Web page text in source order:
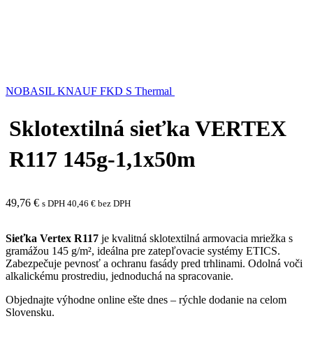
NOBASIL KNAUF FKD S Thermal
Sklotextilná sieťka VERTEX
R117 145g-1,1x50m
49,76 € s DPH 40,46 € bez DPH
Sieťka Vertex R117 je kvalitná sklotextilná armovacia mriežka s
gramážou 145 g/m², ideálna pre zatepľovacie systémy ETICS.
Zabezpečuje pevnosť a ochranu fasády pred trhlinami. Odolná voči
alkalickému prostrediu, jednoduchá na spracovanie.
Objednajte výhodne online ešte dnes – rýchle dodanie na celom
Slovensku.